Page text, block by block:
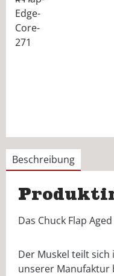
Beschreibung
Das Chuck Flap
Der Muskel teilt
unserer Manufaktur